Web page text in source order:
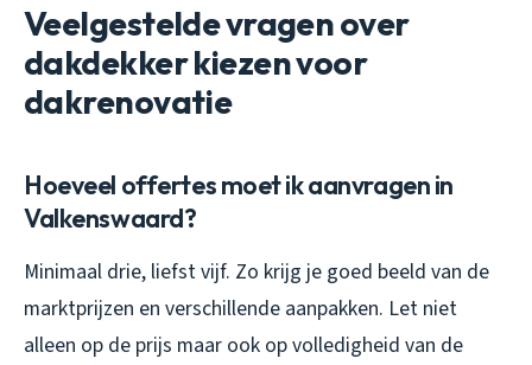
Veelgestelde vragen over
dakdekker kiezen voor
dakrenovatie
Hoeveel offertes moet ik aanvragen in
Valkenswaard?
Minimaal drie, liefst vijf. Zo krijg je goed beeld van de
marktprijzen en verschillende aanpakken. Let niet
alleen op de prijs maar ook op volledigheid van de